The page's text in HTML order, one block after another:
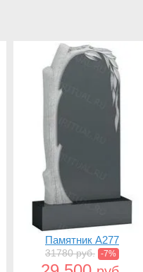
Памятник A277
31780 руб. -7%